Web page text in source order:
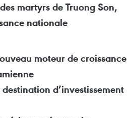
martyrs de Truong Son,
nationale
moteur de croissance
d’investissement